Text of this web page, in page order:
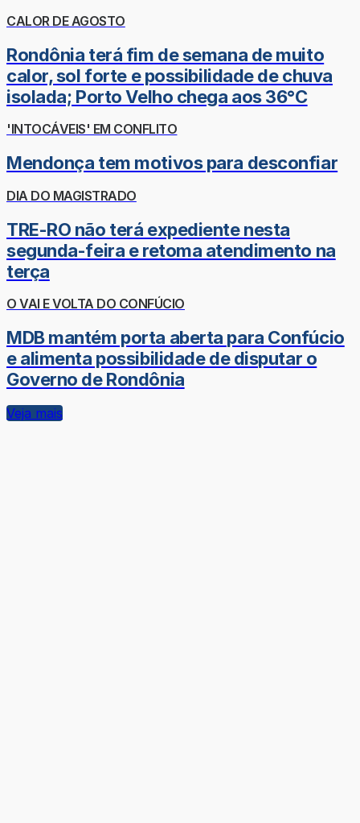
CALOR DE AGOSTO
Rondônia terá fim de semana de muito
calor, sol forte e possibilidade de chuva
isolada; Porto Velho chega aos 36°C
'INTOCÁVEIS' EM CONFLITO
Mendonça tem motivos para desconfiar
DIA DO MAGISTRADO
TRE-RO não terá expediente nesta
segunda-feira e retoma atendimento na
terça
O VAI E VOLTA DO CONFÚCIO
MDB mantém porta aberta para Confúcio
e alimenta possibilidade de disputar o
Governo de Rondônia
Veja mais